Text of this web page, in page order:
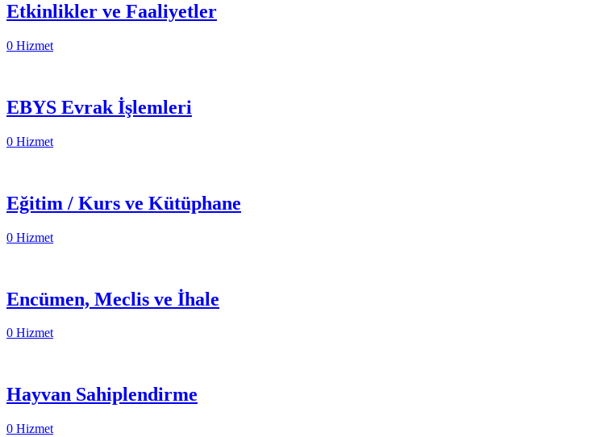
Etkinlikler ve Faaliyetler
0 Hizmet
EBYS Evrak İşlemleri
0 Hizmet
Eğitim / Kurs ve Kütüphane
0 Hizmet
Encümen, Meclis ve İhale
0 Hizmet
Hayvan Sahiplendirme
0 Hizmet